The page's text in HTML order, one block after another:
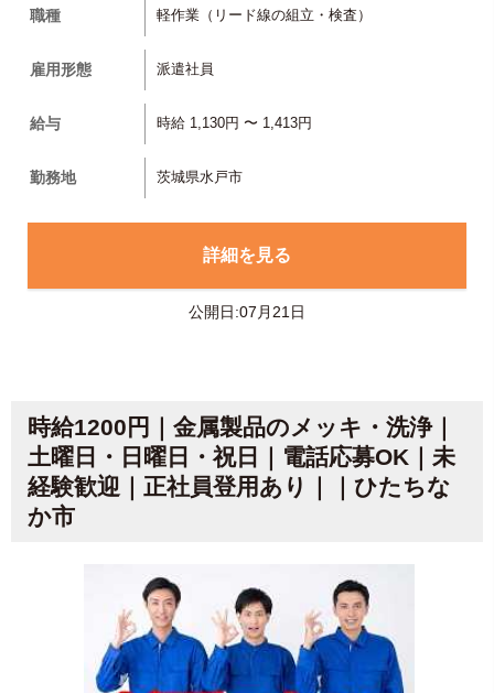
職種 軽作業（リード線の組立・検査）
雇用形態 派遣社員
給与 時給 1,130円 〜 1,413円
勤務地 茨城県水戸市
詳細を見る
公開日:07月21日
時給1200円｜金属製品のメッキ・洗浄｜
土曜日・日曜日・祝日｜電話応募OK｜未
経験歓迎｜正社員登用あり｜｜ひたちな
か市